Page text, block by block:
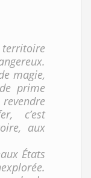
magie,
prime
c’est
aux
États